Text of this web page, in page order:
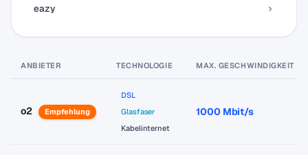
eazy
ANBIETER TECHNOLOGIE MAX. GESCHWINDIGKEIT
o2 Empfehlung
DSL
Glasfaser
Kabelinternet
1000 Mbit/s